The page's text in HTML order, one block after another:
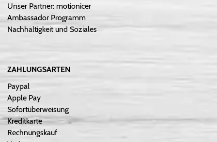
Unser Partner: motionicer
Ambassador Programm
Nachhaltigkeit und Soziales
ZAHLUNGSARTEN
Paypal
Apple Pay
Sofortüberweisung
Kreditkarte
Rechnungskauf